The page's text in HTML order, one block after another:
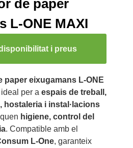
de paper
L-ONE MAXI
i preus
paper eixugamans L-ONE
per a espais de treball,
i instal·lacions
higiene, control del
. Compatible amb el
L-One, garanteix